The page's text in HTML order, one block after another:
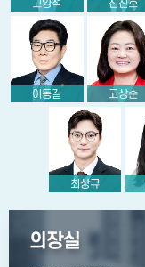
고양석 신진호
이동길 고상순
최상규
의장실